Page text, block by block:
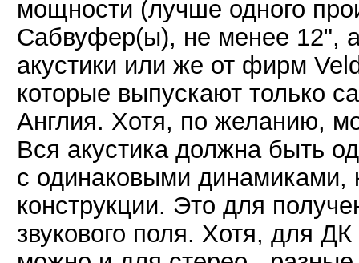
мощности (лучше одного
Сабвуфер(ы), не менее 12",
акустики или же от фирм
которые выпускают только
Англия. Хотя, по желанию,
Вся акустика должна быть
с одинаковыми динамиками,
конструкции. Это для
звукового поля. Хотя, для